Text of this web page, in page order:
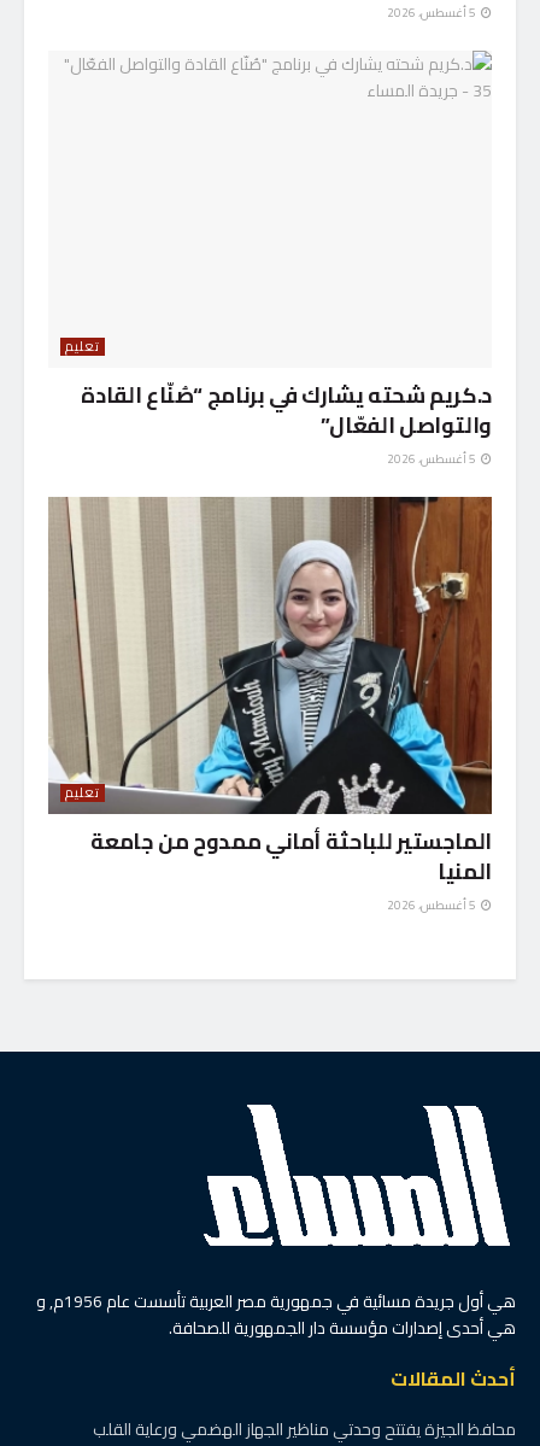
تعليم
د.كريم شحته يشارك في برنامج “صُنّاع القادة
والتواصل الفعّال”
تعليم
الماجستير للباحثة أماني ممدوح من جامعة
المنيا
الرئيسية تعليم
الزقازيق تزف كوكبة من
أطباء المستقبل.. احتفالية
مهيبة لتخريج الدفعة 51
لمواكبة التطورات العالمية وخدمة المنظومة الصحية
بواسطةعبدالعاطى محمد 12 فبراير، 2026